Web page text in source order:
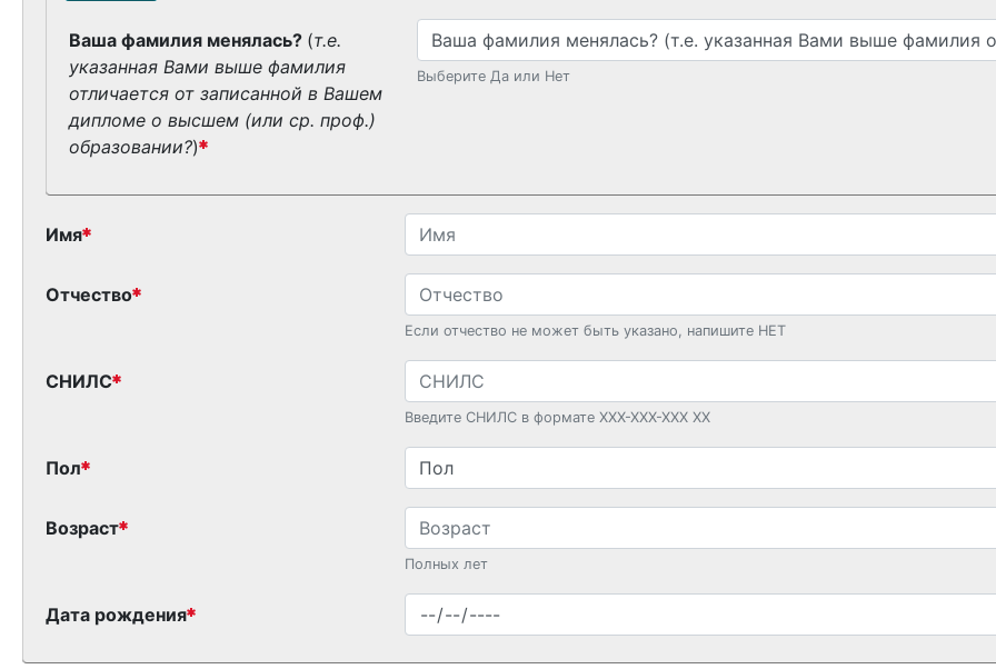
Ваша фамилия менялась? (т.е.
указанная Вами выше фамилия
отличается от записанной в Вашем
дипломе о высшем (или ср. проф.)
образовании?)
Выберите Да или Нет
Имя
Отчество
Если отчество не может быть указано, напишите НЕТ
СНИЛС
Введите СНИЛС в формате XXX-XXX-XXX XX
Пол
Возраст
Полных лет
Дата рождения